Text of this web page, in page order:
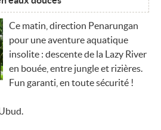
Ce matin, direction Penarungan
pour une aventure aquatique
insolite : descente de la Lazy River
en bouée, entre jungle et rizières.
Fun garanti, en toute sécurité !